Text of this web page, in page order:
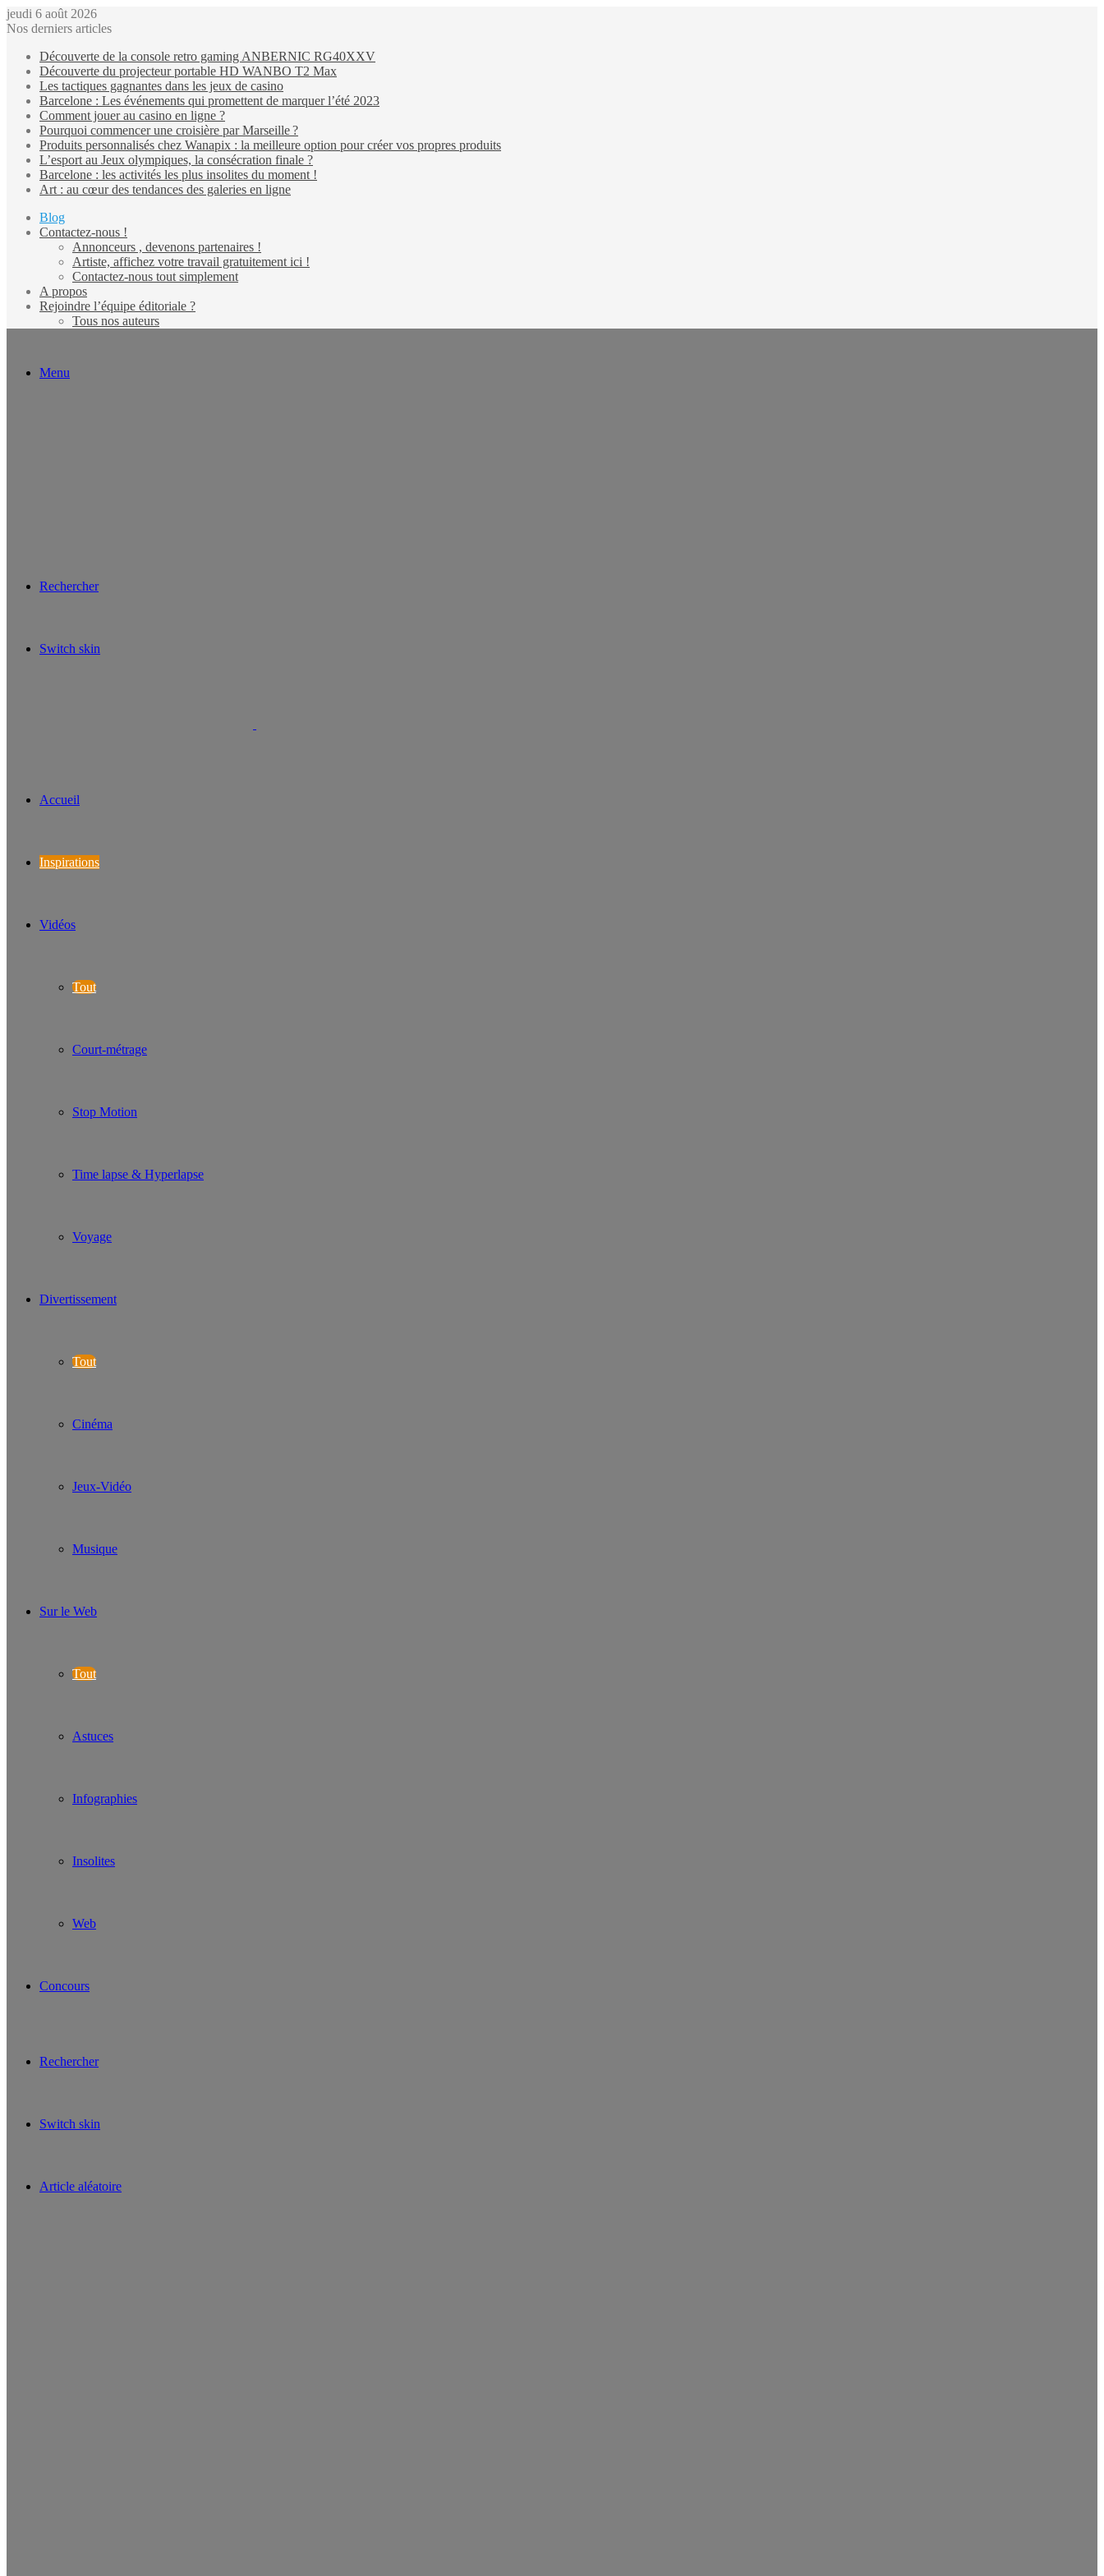
jeudi 6 août 2026
Nos derniers articles
Découverte de la console retro gaming ANBERNIC RG40XXV
Découverte du projecteur portable HD WANBO T2 Max
Les tactiques gagnantes dans les jeux de casino
Barcelone : Les événements qui promettent de marquer l’été 2023
Comment jouer au casino en ligne ?
Pourquoi commencer une croisière par Marseille ?
Produits personnalisés chez Wanapix : la meilleure option pour créer vos propres produits
L’esport au Jeux olympiques, la consécration finale ?
Barcelone : les activités les plus insolites du moment !
Art : au cœur des tendances des galeries en ligne
Blog
Contactez-nous !
Annonceurs , devenons partenaires !
Artiste, affichez votre travail gratuitement ici !
Contactez-nous tout simplement
A propos
Rejoindre l’équipe éditoriale ?
Tous nos auteurs
Menu
Rechercher
Switch skin
Accueil
Inspirations
Vidéos
Tout
Court-métrage
Stop Motion
Time lapse & Hyperlapse
Voyage
Divertissement
Tout
Cinéma
Jeux-Vidéo
Musique
Sur le Web
Tout
Astuces
Infographies
Insolites
Web
Concours
Rechercher
Switch skin
Article aléatoire